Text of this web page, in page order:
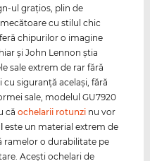
ul graţios, plin de
cu stilul chic
chipurilor o imagine
şi John Lennon ştia
sale extrem de rar fără
siguranţă acelaşi, fără
sale, modelul GU7920
căochelarii rotunzi nu vor
este un material extrem de
ramelor o durabilitate pe
Aceşti ochelari de